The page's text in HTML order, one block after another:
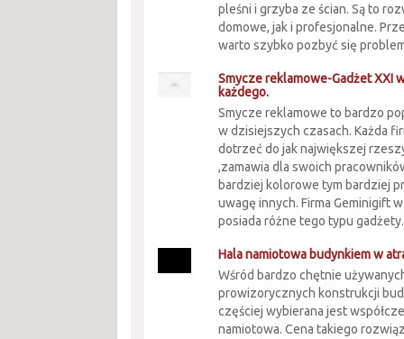
pleśni i grzyba ze ścian. Są to
domowe, jak i profesjonalne.
warto szybko pozbyć się
Smycze reklamowe-Gadżet XXI
każdego.
Smycze reklamowe to bardzo
w dzisiejszych czasach. Każda
dotrzeć do jak największej
,zamawia dla swoich
bardziej kolorowe tym bardziej
uwagę innych. Firma Geminigift
posiada różne tego typu
Hala namiotowa budynkiem w
Wśród bardzo chętnie
prowizorycznych konstrukcji
częściej wybierana jest
namiotowa. Cena takiego